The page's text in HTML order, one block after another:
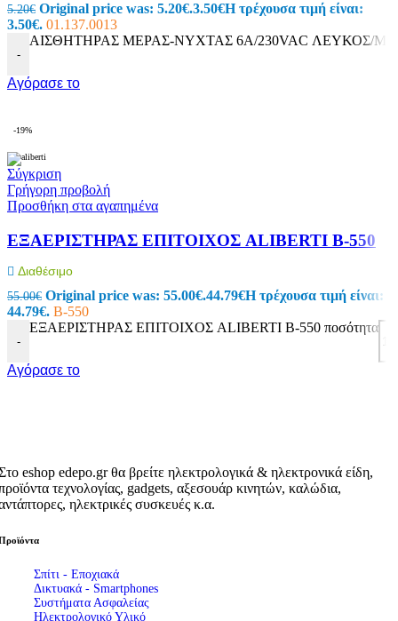
5.20€ Original price was: 5.20€.3.50€Η τρέχουσα τιμή είναι:
3.50€. 01.137.0013
-
ΑΙΣΘΗΤΗΡΑΣ ΜΕΡΑΣ-ΝΥΧΤΑΣ 6A/230VAC ΛΕΥΚΟΣ/
Αγόρασε το
-19%
Σύγκριση
Γρήγορη προβολή
Προσθήκη στα αγαπημένα
ΕΞΑΕΡΙΣTΗΡΑΣ ΕΠΙΤΟΙΧΟΣ ALIBERTI B-550
Διαθέσιμο
55.00€ Original price was: 55.00€.44.79€Η τρέχουσα τιμή είναι:
44.79€. B-550
-
ΕΞΑΕΡΙΣTΗΡΑΣ ΕΠΙΤΟΙΧΟΣ ALIBERTI B-550 ποσότητα
Αγόρασε το
eshop edepo.gr θα βρείτε ηλεκτρολογικά & ηλεκτρονικά είδη,
τεχνολογίας, gadgets, αξεσουάρ κινητών, καλώδια,
ηλεκτρικές συσκευές κ.α.
Σπίτι - Εποχιακά
Δικτυακά - Smartphones
Συστήματα Ασφαλείας
Ηλεκτρολογικό Υλικό